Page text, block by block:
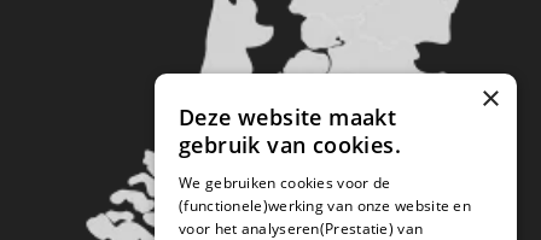
×
Deze website maakt
gebruik van cookies.
We gebruiken cookies voor de
(functionele)werking van onze website en
voor het analyseren(Prestatie) van